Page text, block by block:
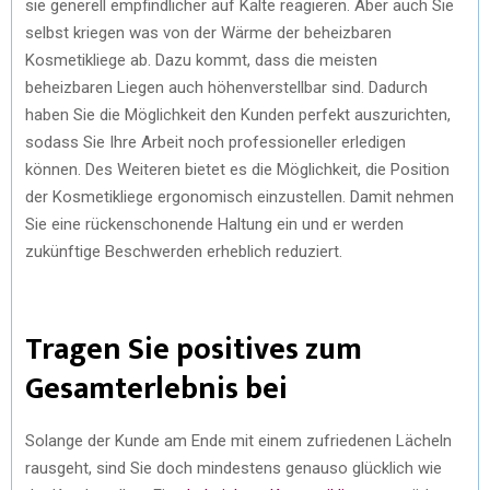
sie generell empfindlicher auf Kälte reagieren. Aber auch Sie
selbst kriegen was von der Wärme der beheizbaren
Kosmetikliege ab. Dazu kommt, dass die meisten
beheizbaren Liegen auch höhenverstellbar sind. Dadurch
haben Sie die Möglichkeit den Kunden perfekt auszurichten,
sodass Sie Ihre Arbeit noch professioneller erledigen
können. Des Weiteren bietet es die Möglichkeit, die Position
der Kosmetikliege ergonomisch einzustellen. Damit nehmen
Sie eine rückenschonende Haltung ein und er werden
zukünftige Beschwerden erheblich reduziert.
Tragen Sie positives zum
Gesamterlebnis bei
Solange der Kunde am Ende mit einem zufriedenen Lächeln
rausgeht, sind Sie doch mindestens genauso glücklich wie